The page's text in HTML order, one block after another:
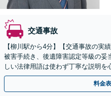
交通事故
【柳川駅から4分】【交通事故の実
被害手続き、後遺障害認定等級の妥
しい法律用語は使わず丁寧な説明
ご納得いただける解決策を提案しま
料金